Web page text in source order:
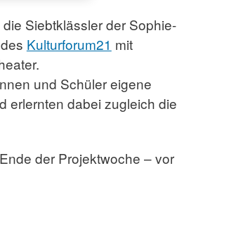
Siebtklässler der Sophie-
Kulturforum21 mit
und Schüler eigene
erlernten dabei zugleich die
der Projektwoche – vor